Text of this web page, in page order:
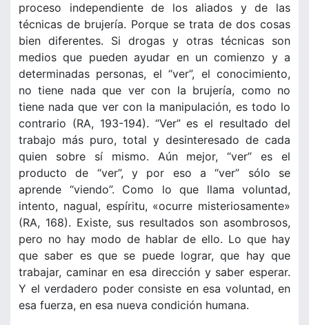
proceso independiente de los aliados y de las
técnicas de brujería. Porque se trata de dos cosas
bien diferentes. Si drogas y otras técnicas son
medios que pueden ayudar en un comienzo y a
determinadas personas, el “ver”, el conocimiento,
no tiene nada que ver con la brujería, como no
tiene nada que ver con la manipulación, es todo lo
contrario (RA, 193-194). “Ver” es el resultado del
trabajo más puro, total y desinteresado de cada
quien sobre sí mismo. Aún mejor, “ver” es el
producto de “ver”, y por eso a “ver” sólo se
aprende “viendo”. Como lo que llama voluntad,
intento, nagual, espíritu, «ocurre misteriosamente»
(RA, 168). Existe, sus resultados son asombrosos,
pero no hay modo de hablar de ello. Lo que hay
que saber es que se puede lograr, que hay que
trabajar, caminar en esa dirección y saber esperar.
Y el verdadero poder consiste en esa voluntad, en
esa fuerza, en esa nueva condición humana.